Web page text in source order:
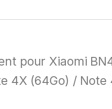
pour Xiaomi
4X (64Go) / Note